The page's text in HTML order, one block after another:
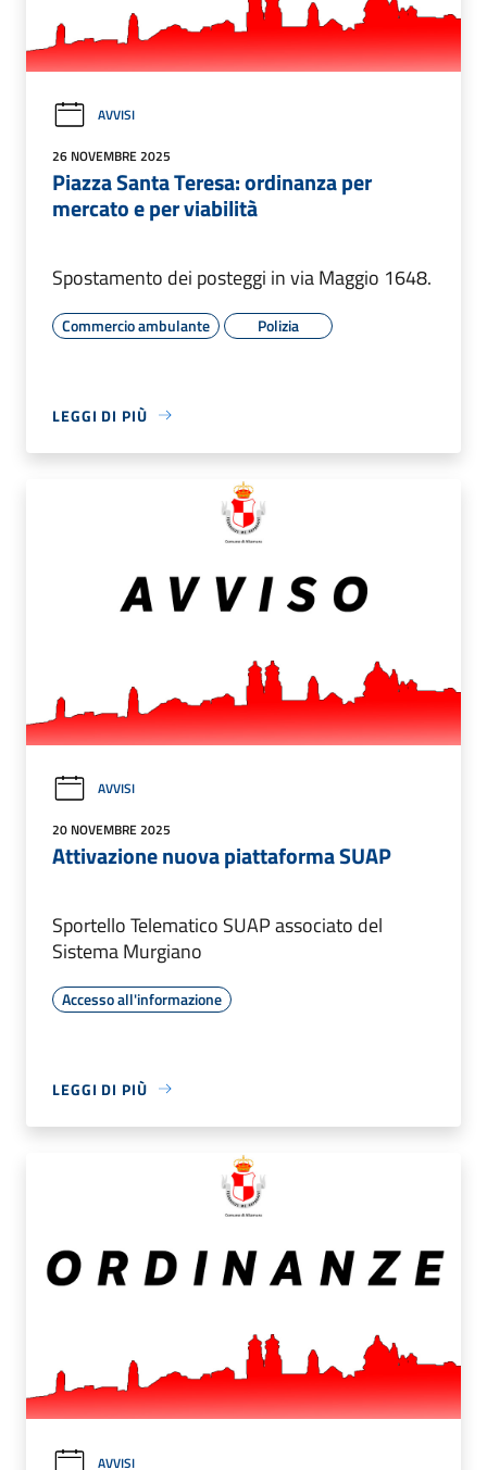
AVVISI
26 NOVEMBRE 2025
Piazza Santa Teresa: ordinanza per
mercato e per viabilità
Spostamento dei posteggi in via Maggio 1648.
Commercio ambulante Polizia
LEGGI DI PIÙ
AVVISI
20 NOVEMBRE 2025
Attivazione nuova piattaforma SUAP
Sportello Telematico SUAP associato del
Sistema Murgiano
Accesso all'informazione
LEGGI DI PIÙ
AVVISI